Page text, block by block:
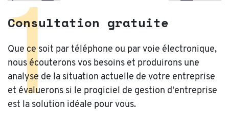
1
Consultation gratuite
Que ce soit par téléphone ou par voie électronique,
nous écouterons vos besoins et produirons une
analyse de la situation actuelle de votre entreprise
et évaluerons si le progiciel de gestion d'entreprise
est la solution idéale pour vous.